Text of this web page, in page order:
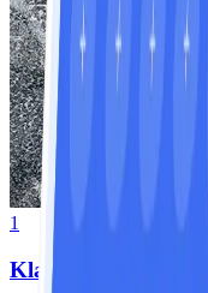
1
Klassisk vitkålssallad